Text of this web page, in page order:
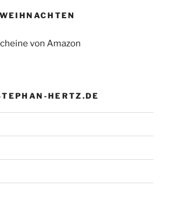
von Amazon
HERTZ.DE